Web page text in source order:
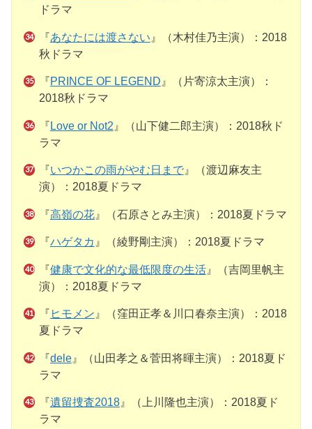
ドラマ
『あなたには渡さない 』（木村佳乃主演）：2018
秋ドラマ
『PRINCE OF LEGEND 』（片寄涼太主演）：
2018秋ドラマ
『 Love or Not2 』（山下健二郎主演）：2018秋ド
ラマ
『いつかこの雨がやむ日まで』（渡辺麻友主
演）：2018夏ドラマ
『高嶺の花』（石原さとみ主演）：2018夏ドラマ
『ハゲタカ 』（綾野剛主演）：2018夏ドラマ
『健康で文化的な最低限度の生活』（吉岡里帆主
演）：2018夏ドラマ
『 ヒモメン 』（窪田正孝＆川口春奈主演）：2018
夏ドラマ
『dele』（山田孝之＆菅田将暉主演）：2018夏ド
ラマ
『遺留捜査2018』（上川隆也主演）：2018夏ド
ラマ